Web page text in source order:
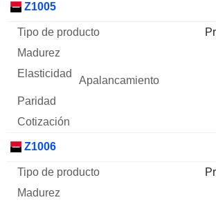
Z1005
Z1006